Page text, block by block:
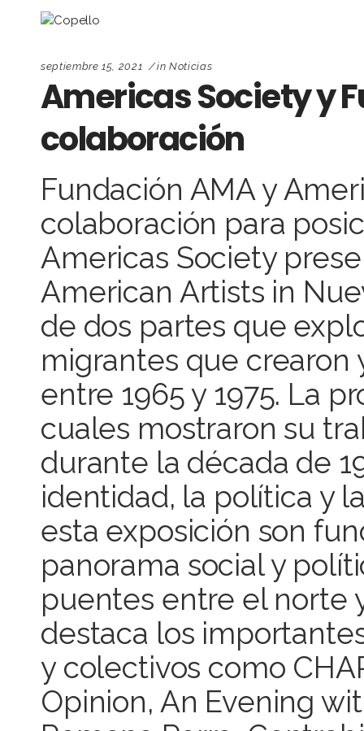
septiembre 15, 2021 in Noticias
Americas Society y
colaboración
Fundación AMA y
colaboración para
Americas Society
American Artists in
de dos partes que
migrantes que crearon
entre 1965 y 1975. La
cuales mostraron su
durante la década de
identidad, la política y
esta exposición son
panorama social y
puentes entre el norte
destaca los
y colectivos como
Opinion, An Evening